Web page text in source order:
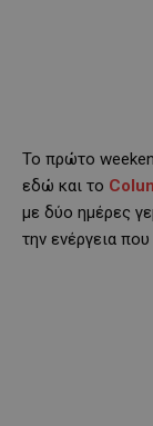
Το πρώτο
εδώ και το
με δύο ημέρες
την ενέργεια